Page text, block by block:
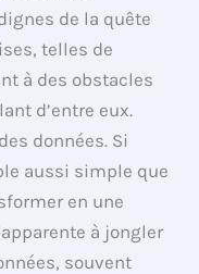
de la quête
telles de
à des obstacles
d’entre eux.
données. Si
aussi simple que
en une
à jongler
souvent